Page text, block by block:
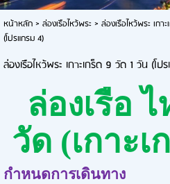
หน้าหลัก> ล่องเรือไหว้พระ> ล่องเรือไหว้พระ เก
(โปรแกรม 4)
ล่องเรือไหว้พระ เกาะเกร็ด 9 วัด 1 วัน (โป
ล่องเรือ
วัด (เกาะเ
กำหนดการเดินทาง